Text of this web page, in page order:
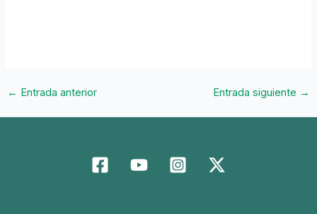
← Entrada anterior Entrada siguiente →